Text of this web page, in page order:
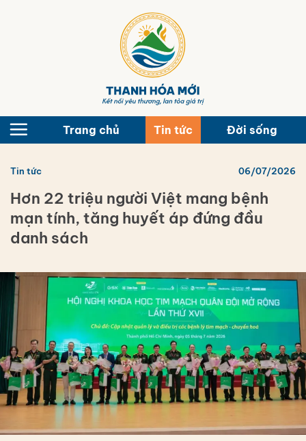
Trang chủ Tin tức Đời sống
Tin tức 06/07/2026
Hơn 22 triệu người Việt mang bệnh
mạn tính, tăng huyết áp đứng đầu
danh sách